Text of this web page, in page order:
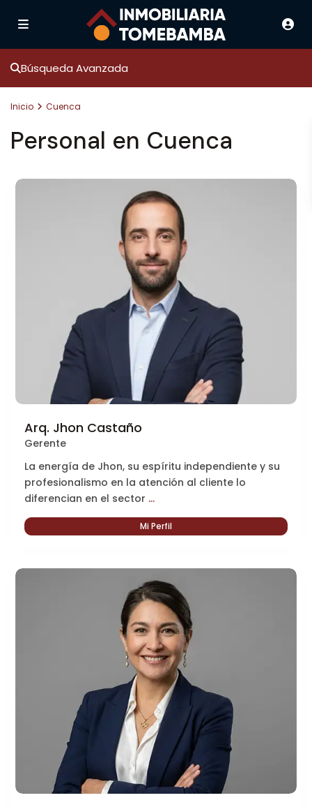
Búsqueda Avanzada
Inicio Cuenca
Personal en Cuenca
Arq. Jhon Castaño
Gerente
La energía de Jhon, su espíritu independiente y su
profesionalismo en la atención al cliente lo
diferencian en el sector ...
Mi Perfil